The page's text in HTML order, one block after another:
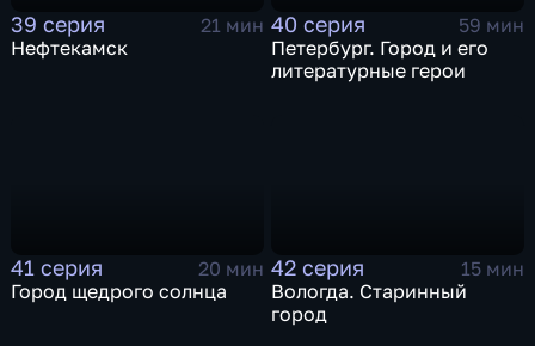
39 серия
21 мин
Нефтекамск
40 серия
59 мин
Петербург. Город и его
литературные герои
41 серия
20 мин
Город щедрого солнца
42 серия
15 мин
Вологда. Старинный
город